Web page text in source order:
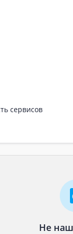
сервисов
Не